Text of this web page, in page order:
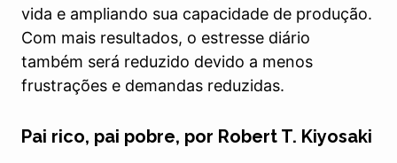
vida e ampliando sua capacidade de produção.
Com mais resultados, o estresse diário
também será reduzido devido a menos
frustrações e demandas reduzidas.
Pai rico, pai pobre, por Robert T. Kiyosaki